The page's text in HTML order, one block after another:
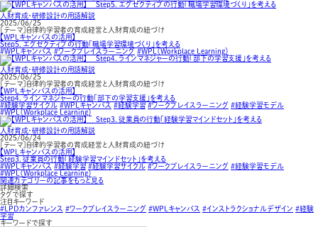
人財育成・研修設計の用語解説
2025/06/25
［テーマ］自律的学習者の育成経営と人財育成の紐づけ
【WPLキャンバスの活用】
Step５．エグゼクティブの行動「職場学習環境づくり」を考える
#WPLキャンバス #ワークプレイスラーニング #WPL（Workplace Learning）
人財育成・研修設計の用語解説
2025/06/25
［テーマ］自律的学習者の育成経営と人財育成の紐づけ
【WPLキャンバスの活用】
Step４．ラインマネジャーの行動「部下の学習支援」を考える
#経験学習サイクル #WPLキャンバス #経験学習 #ワークプレイスラーニング #経験学習モデル
#WPL（Workplace Learning）
人財育成・研修設計の用語解説
2025/06/24
［テーマ］自律的学習者の育成経営と人財育成の紐づけ
【WPLキャンバスの活用】
Step３．従業員の行動「経験学習マインドセット」を考える
#WPLキャンバス #経験学習 #経験学習サイクル #ワークプレイスラーニング #経験学習モデル
#WPL（Workplace Learning）
関連カテゴリーの記事をもっと見る
詳細検索
タグで探す
注目キーワード
#LPDカンファレンス #ワークプレイスラーニング #WPLキャンバス #インストラクショナルデザイン #経験
学習
キーワードで探す